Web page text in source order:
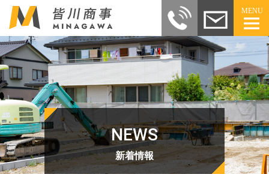
MENU
NEWS
新着情報